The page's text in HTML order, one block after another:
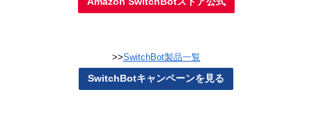
>>SwitchBot製品一覧
SwitchBotキャンペーンを見る